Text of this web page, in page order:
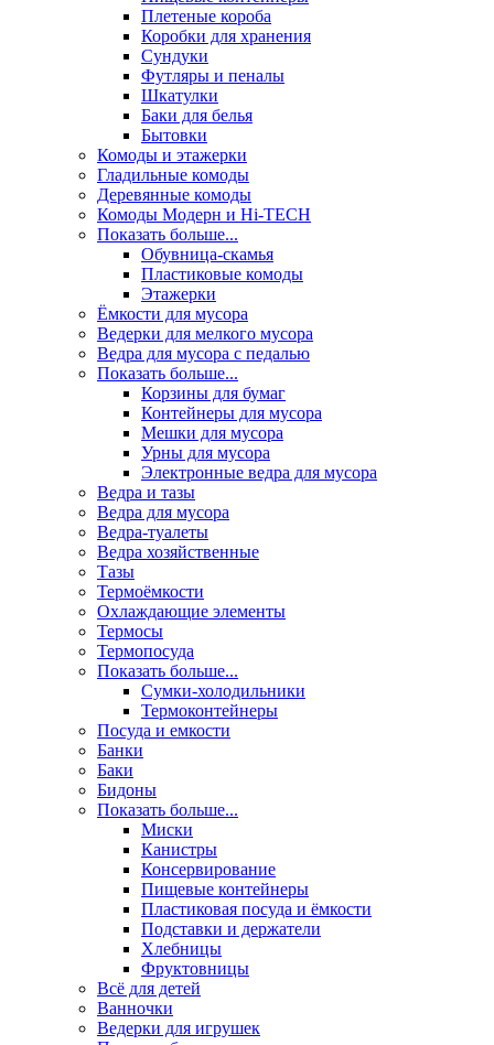
Плетеные короба
Коробки для хранения
Сундуки
Футляры и пеналы
Шкатулки
Баки для белья
Бытовки
Комоды и этажерки
Гладильные комоды
Деревянные комоды
Комоды Модерн и Hi-TECH
Показать больше...
Обувница-скамья
Пластиковые комоды
Этажерки
Ёмкости для мусора
Ведерки для мелкого мусора
Ведра для мусора с педалью
Показать больше...
Корзины для бумаг
Контейнеры для мусора
Мешки для мусора
Урны для мусора
Электронные ведра для мусора
Ведра и тазы
Ведра для мусора
Ведра-туалеты
Ведра хозяйственные
Тазы
Термоёмкости
Охлаждающие элементы
Термосы
Термопосуда
Показать больше...
Сумки-холодильники
Термоконтейнеры
Посуда и емкости
Банки
Баки
Бидоны
Показать больше...
Миски
Канистры
Консервирование
Пищевые контейнеры
Пластиковая посуда и ёмкости
Подставки и держатели
Хлебницы
Фруктовницы
Всё для детей
Ванночки
Ведерки для игрушек